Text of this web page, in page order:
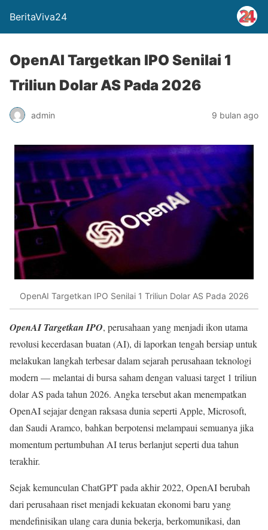
BeritaViva24
OpenAI Targetkan IPO Senilai 1
Triliun Dolar AS Pada 2026
admin 9 bulan ago
OpenAI Targetkan IPO Senilai 1 Triliun Dolar AS Pada 2026
OpenAI Targetkan IPO, perusahaan yang menjadi ikon utama
revolusi kecerdasan buatan (AI), di laporkan tengah bersiap untuk
melakukan langkah terbesar dalam sejarah perusahaan teknologi
modern — melantai di bursa saham dengan valuasi target 1 triliun
dolar AS pada tahun 2026. Angka tersebut akan menempatkan
OpenAI sejajar dengan raksasa dunia seperti Apple, Microsoft,
dan Saudi Aramco, bahkan berpotensi melampaui semuanya jika
momentum pertumbuhan AI terus berlanjut seperti dua tahun
terakhir.
Sejak kemunculan ChatGPT pada akhir 2022, OpenAI berubah
dari perusahaan riset menjadi kekuatan ekonomi baru yang
mendefinisikan ulang cara dunia bekerja, berkomunikasi, dan